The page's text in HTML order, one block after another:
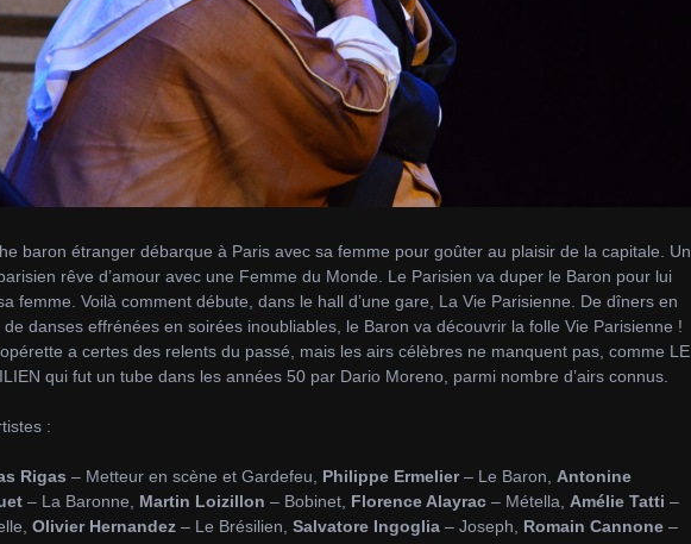
baron étranger débarque à Paris avec sa femme pour goûter au plaisir de la capitale. Un
rêve d’amour avec une Femme du Monde. Le Parisien va duper le Baron pour lui
femme. Voilà comment débute, dans le hall d’une gare, La Vie Parisienne. De dîners en
de danses effrénées en soirées inoubliables, le Baron va découvrir la folle Vie Parisienne !
a certes des relents du passé, mais les airs célèbres ne manquent pas, comme LE
qui fut un tube dans les années 50 par Dario Moreno, parmi nombre d’airs connus.
:
Rigas – Metteur en scène et Gardefeu, Philippe Ermelier– Le Baron, Antonine
– La Baronne, Martin Loizillon – Bobinet, Florence Alayrac – Métella, Amélie Tatti –
Olivier Hernandez – Le Brésilien, Salvatore Ingoglia – Joseph, Romain Cannone –